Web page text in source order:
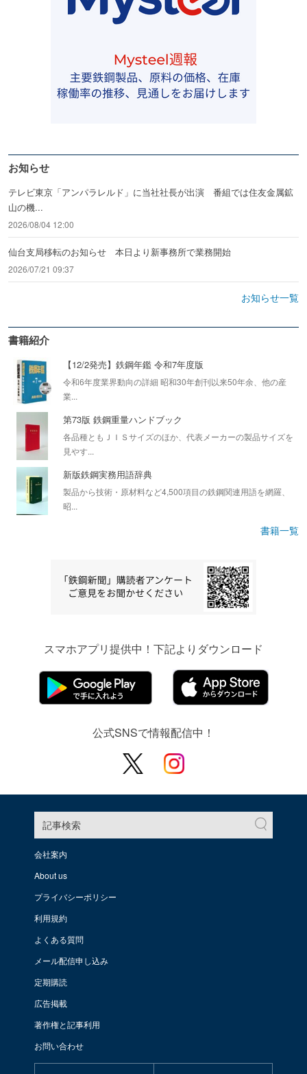
お知らせ
テレビ東京「アンパラレルド」に当社社長が出演 番組では住友金属鉱
山の機...
2026/08/04 12:00
仙台支局移転のお知らせ 本日より新事務所で業務開始
2026/07/21 09:37
お知らせ一覧
書籍紹介
【12/2発売】鉄鋼年鑑 令和7年度版
令和6年度業界動向の詳細 昭和30年創刊以来50年余、他の産
業...
第73版 鉄鋼重量ハンドブック
各品種ともＪＩＳサイズのほか、代表メーカーの製品サイズを
見やす...
新版鉄鋼実務用語辞典
製品から技術・原材料など4,500項目の鉄鋼関連用語を網羅、
昭...
書籍一覧
スマホアプリ提供中！下記よりダウンロード
公式SNSで情報配信中！
記事検索
会社案内
About us
プライバシーポリシー
利用規約
よくある質問
メール配信申し込み
定期購読
広告掲載
著作権と記事利用
お問い合わせ